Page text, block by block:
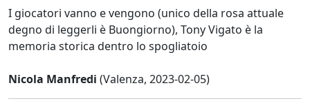
I giocatori vanno e vengono (unico della rosa attuale
degno di leggerli è Buongiorno), Tony Vigato è la
memoria storica dentro lo spogliatoio
Nicola Manfredi (Valenza, 2023-02-05)